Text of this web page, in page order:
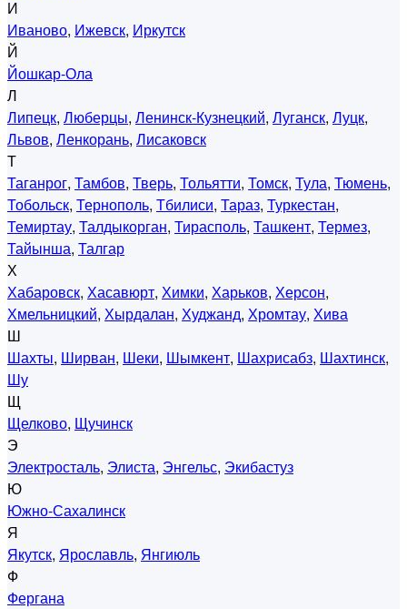
И
Иваново, Ижевск, Иркутск
Й
Йошкар-Ола
Л
Липецк, Люберцы, Ленинск-Кузнецкий, Луганск, Луцк,
Львов, Ленкорань, Лисаковск
Т
Таганрог, Тамбов, Тверь, Тольятти, Томск, Тула, Тюмень,
Тобольск, Тернополь, Тбилиси, Тараз, Туркестан,
Темиртау, Талдыкорган, Тирасполь, Ташкент, Термез,
Тайынша, Талгар
Х
Хабаровск, Хасавюрт, Химки, Харьков, Херсон,
Хмельницкий, Хырдалан, Худжанд, Хромтау, Хива
Ш
Шахты, Ширван, Шеки, Шымкент, Шахрисабз, Шахтинск,
Шу
Щ
Щелково, Щучинск
Э
Электросталь, Элиста, Энгельс, Экибастуз
Ю
Южно-Сахалинск
Я
Якутск, Ярославль, Янгиюль
Ф
Фергана